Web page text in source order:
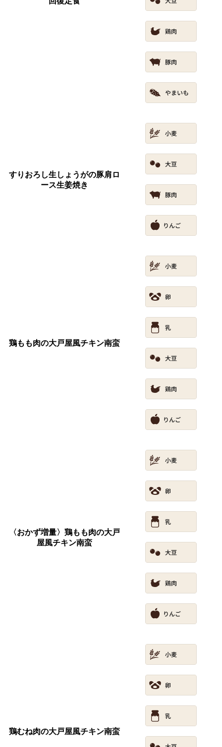
すりおろし生しょうがの豚肩ロ
ース生姜焼き
鶏もも肉の大戸屋風チキン南蛮
〈おかず増量〉鶏もも肉の大戸
屋風チキン南蛮
鶏むね肉の大戸屋風チキン南蛮